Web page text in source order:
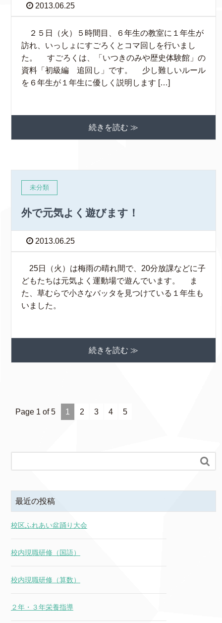
2013.06.25
２５日（火）５時間目、６年生の教室に１年生が
訪れ、いっしょにすごろくとコマ回しを行いまし
た。 すごろくは、「いつきのみや歴史体験館」の
資料「初級編 追回し」です。 少し難しいルール
を６年生が１年生に優しく説明します […]
続きを読む ≫
未分類
外で元気よく遊びます！
2013.06.25
25日（火）は梅雨の晴れ間で、20分放課などに子
どもたちは元気よく運動場で遊んでいます。 ま
た、草むらで小さなバッタを見つけている１年生も
いました。
続きを読む ≫
Page 1 of 5 1 2 3 4 5

最近の投稿
校区ふれあい盆踊り大会
校内現職研修（国語）
校内現職研修（算数）
２年・３年栄養指導